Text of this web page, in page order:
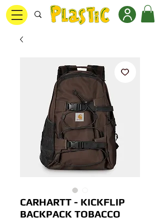
CARHARTT - KICKFLIP
BACKPACK TOBACCO